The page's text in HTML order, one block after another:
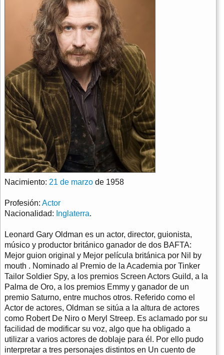
Nacimiento: 21 de marzo de 1958
Profesión: Actor
Nacionalidad: Inglaterra.
Leonard Gary Oldman es un actor, director, guionista,
músico y productor británico ganador de dos BAFTA:
Mejor guion original y Mejor película británica por Nil by
mouth . Nominado al Premio de la Academia por Tinker
Tailor Soldier Spy, a los premios Screen Actors Guild, a la
Palma de Oro, a los premios Emmy y ganador de un
premio Saturno, entre muchos otros. Referido como el
Actor de actores, Oldman se sitúa a la altura de actores
como Robert De Niro o Meryl Streep. Es aclamado por su
facilidad de modificar su voz, algo que ha obligado a
utilizar a varios actores de doblaje para él. Por ello pudo
interpretar a tres personajes distintos en Un cuento de